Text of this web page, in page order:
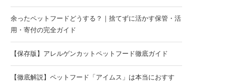
余ったペットフードどうする？｜捨てずに活かす保管・活
用・寄付の完全ガイド
【保存版】アレルゲンカットペットフード徹底ガイド
【徹底解説】ペットフード「アイムス」は本当におすす